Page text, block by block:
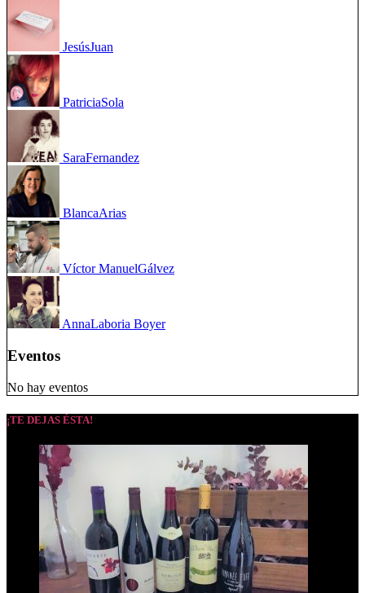
JesúsJuan
PatriciaSola
SaraFernandez
BlancaArias
Víctor ManuelGálvez
AnnaLaboria Boyer
Eventos
No hay eventos
¡TE DEJAS ÉSTA!